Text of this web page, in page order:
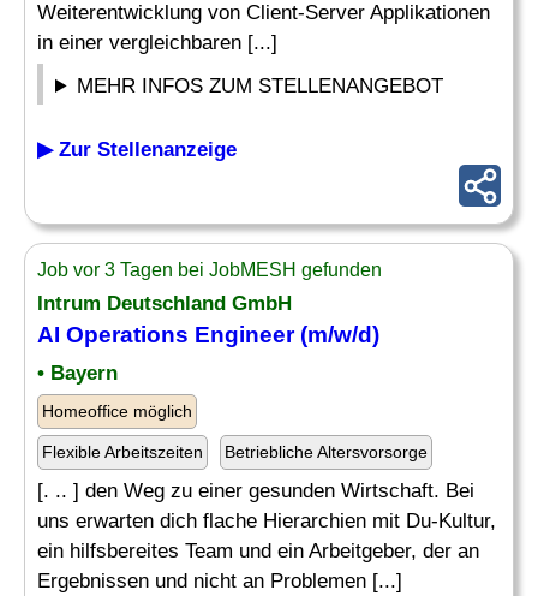
Weiterentwicklung von Client-Server Applikationen
in einer vergleichbaren [...]
MEHR INFOS ZUM STELLENANGEBOT
▶ Zur Stellenanzeige
Job vor 3 Tagen bei JobMESH gefunden
Intrum Deutschland GmbH
AI Operations Engineer(m/w/d)
• Bayern
Homeoffice möglich
Flexible Arbeitszeiten Betriebliche Altersvorsorge
[. .. ] den Weg zu einer gesunden Wirtschaft. Bei
uns erwarten dich flache Hierarchien mit Du-Kultur,
ein hilfsbereites Team und ein Arbeitgeber, der an
Ergebnissen und nicht an Problemen [...]